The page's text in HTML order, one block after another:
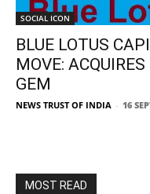
SOCIAL ICON
BLUE LOTUS
MOVE:
GEM
NEWS TRUST OF INDIA - 16
MOST READ